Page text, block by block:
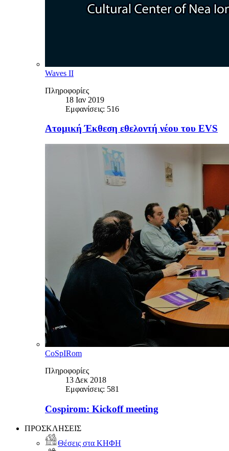
Waves II
Πληροφορίες
18 Ιαν 2019
Εμφανίσεις: 516
Ατομική Έκθεση εθελοντή νέου του EVS
CoSpIRom
Πληροφορίες
13 Δεκ 2018
Εμφανίσεις: 581
Cospirom: Kickoff meeting
ΠΡΟΣΚΛΗΣΕΙΣ
Θέσεις στα ΚΗΦΗ